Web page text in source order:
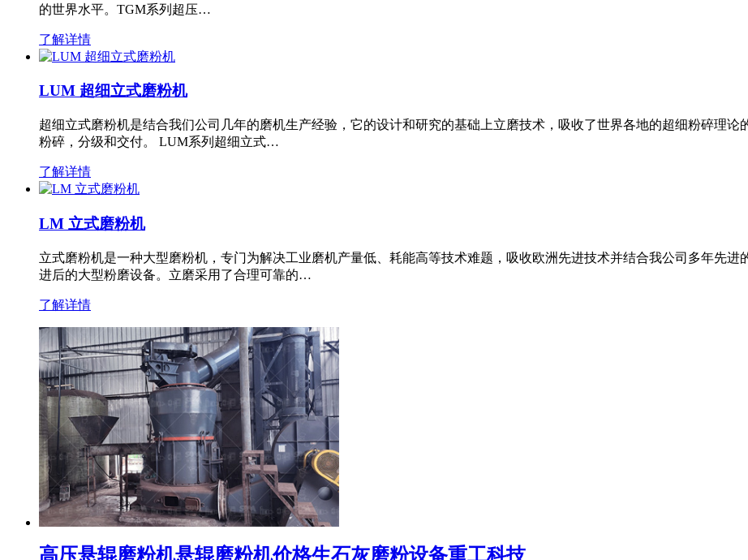
的世界水平。TGM系列超压…
了解详情
LUM 超细立式磨粉机
超细立式磨粉机是结合我们公司几年的磨机生产经验，它的设计和研究的基础上立磨技术，吸收了世界各地的超细粉碎理
粉碎，分级和交付。 LUM系列超细立式…
了解详情
LM 立式磨粉机
立式磨粉机是一种大型磨粉机，专门为解决工业磨机产量低、耗能高等技术难题，吸收欧洲先进技术并结合我公司多年先
进后的大型粉磨设备。立磨采用了合理可靠的…
了解详情
高压悬辊磨粉机悬辊磨粉机价格生石灰磨粉设备重工科技